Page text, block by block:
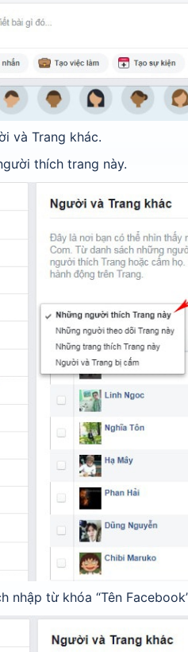
và Trang khác.
thích trang này.
nhập từ khóa “Tên